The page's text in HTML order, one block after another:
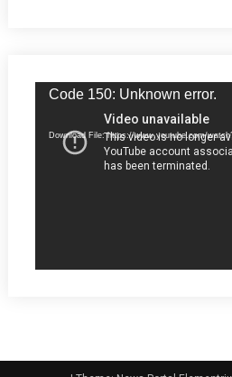
Video
Code 150: Unknown error.
Download File: https://www.youtube.com/